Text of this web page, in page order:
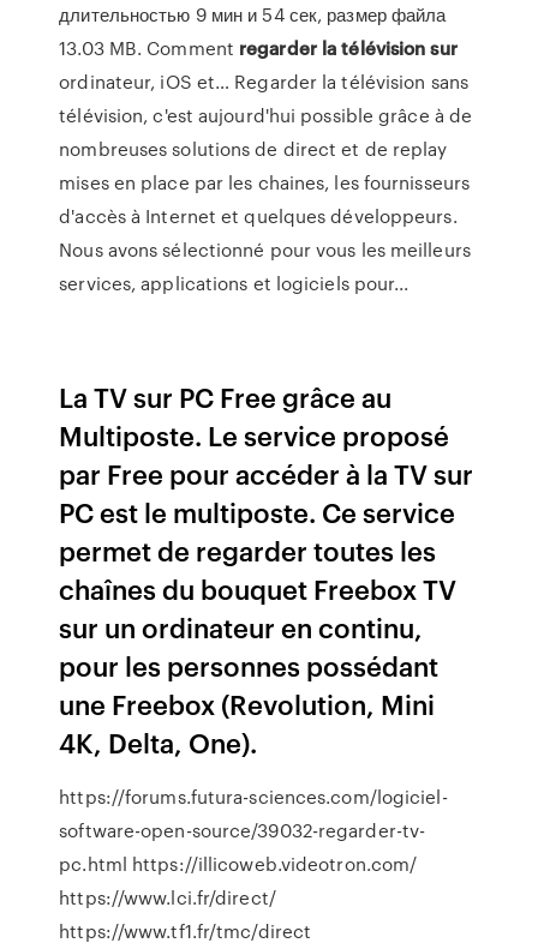
длительностью 9 мин и 54 сек, размер файла
13.03 MB. Comment regarder la télévision sur
ordinateur, iOS et… Regarder la télévision sans
télévision, c'est aujourd'hui possible grâce à de
nombreuses solutions de direct et de replay
mises en place par les chaines, les fournisseurs
d'accès à Internet et quelques développeurs.
Nous avons sélectionné pour vous les meilleurs
services, applications et logiciels pour...
La TV sur PC Free grâce au
Multiposte. Le service proposé
par Free pour accéder à la TV sur
PC est le multiposte. Ce service
permet de regarder toutes les
chaînes du bouquet Freebox TV
sur un ordinateur en continu,
pour les personnes possédant
une Freebox (Revolution, Mini
4K, Delta, One).
https://forums.futura-sciences.com/logiciel-
software-open-source/39032-regarder-tv-
pc.html https://illicoweb.videotron.com/
https://www.lci.fr/direct/
https://www.tf1.fr/tmc/direct